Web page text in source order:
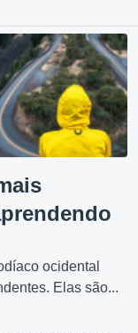
ocidental
Elas são...